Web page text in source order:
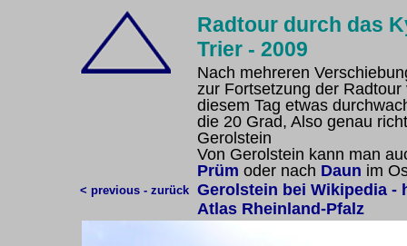
Radtour durch das
Trier - 2009
Nach mehreren
zur Fortsetzung der
diesem Tag etwas
die 20 Grad, Also genau
Gerolstein
Von Gerolstein kann man
Prüm oder nach Daun im
Gerolstein bei Wikipedia -
Atlas Rheinland-Pfalz
< previous - zurück